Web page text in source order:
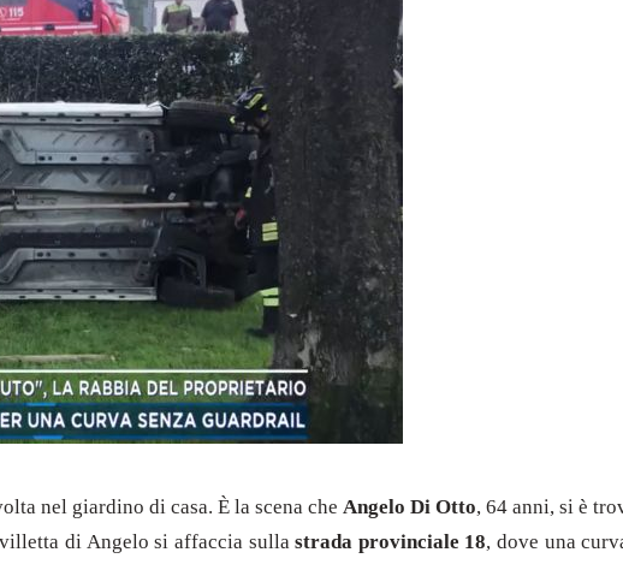
nel giardino di casa. È la scena che Angelo Di Otto, 64 anni, si è
villetta di Angelo si affaccia sullastrada provinciale 18, dove una